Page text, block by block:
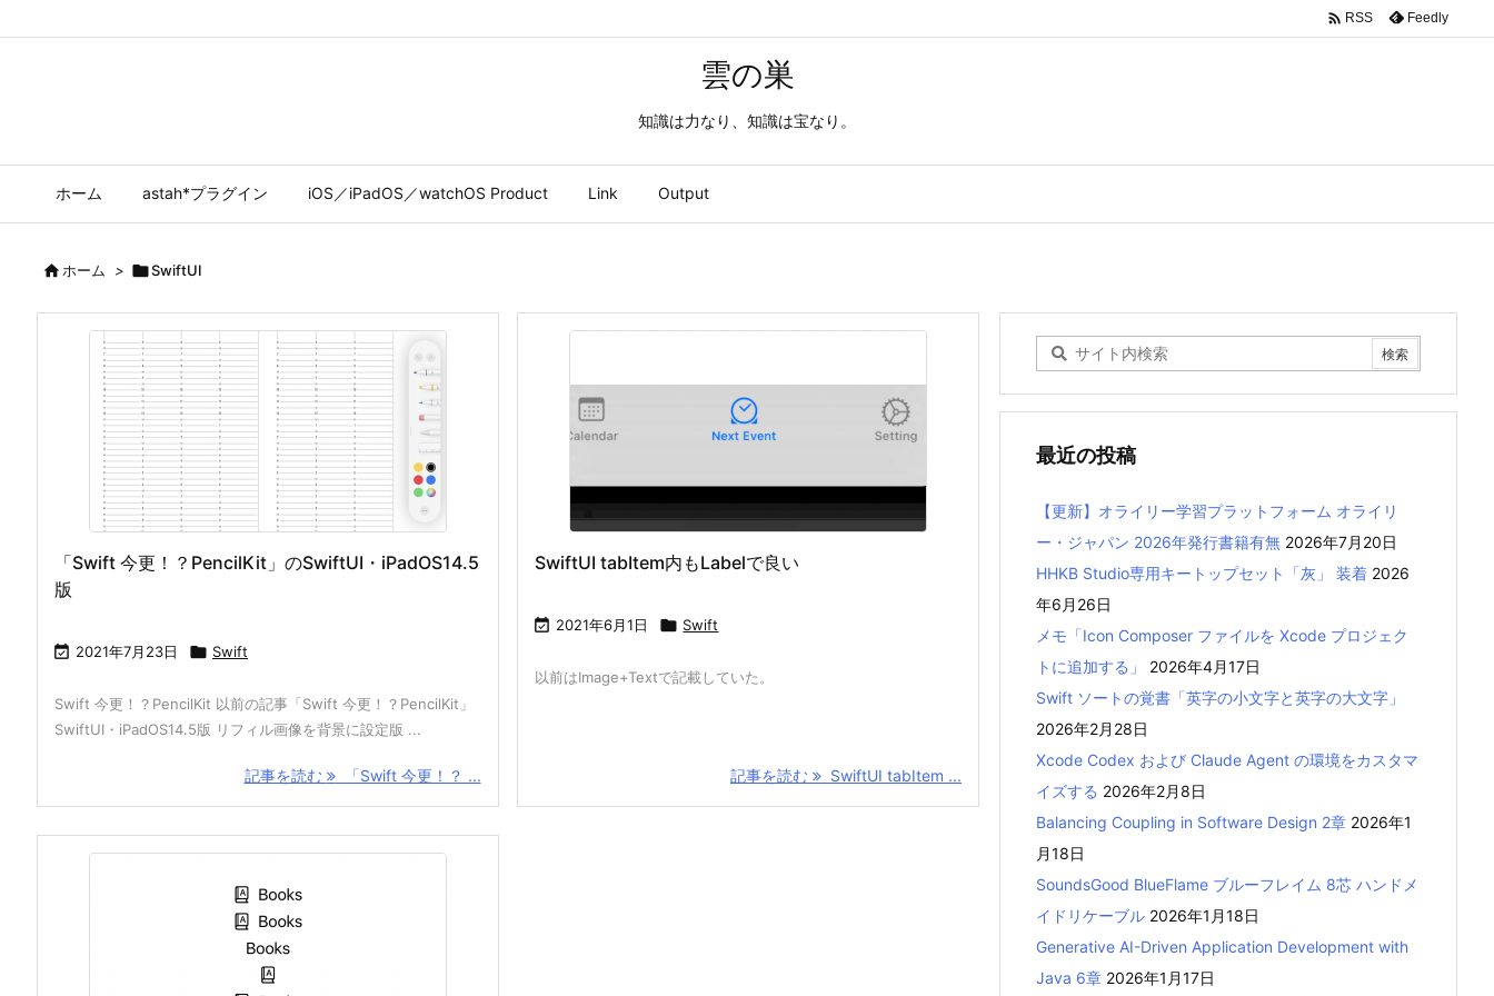
雲の巣
知識は力なり、知識は宝なり。
ホーム astah*プラグイン iOS／iPadOS／watchOS Product Link Output
 RSS Feedly
ホーム > SwiftUI
「Swift 今更！？PencilKit」のSwiftUI・iPadOS14.5
版
 2021年7月23日  Swift
Swift 今更！？PencilKit 以前の記事「Swift 今更！？PencilKit」
SwiftUI・iPadOS14.5版 リフィル画像を背景に設定版 ...
記事を読む 「Swift 今更！？ ...
SwiftUI tabItem内もLabelで良い
 2021年6月1日  Swift
以前はImage+Textで記載していた。
記事を読む SwiftUI tabItem ...
最近の投稿
【更新】オライリー学習プラットフォーム オライリ
ー・ジャパン 2026年発行書籍有無 2026年7月20日
HHKB Studio専用キートップセット「灰」 装着 2026
年6月26日
メモ「Icon Composer ファイルを Xcode プロジェク
トに追加する」
2026年4月17日
Swift ソートの覚書「英字の小文字と英字の大文字」
2026年2月28日
Xcode Codex および Claude Agent の環境をカスタマ
イズする 2026年2月8日
Balancing Coupling in Software Design 2章 2026年1
月18日
SoundsGood BlueFlame ブルーフレイム 8芯 ハンドメ
イドリケーブル 2026年1月18日
Generative AI-Driven Application Development with
Java 6章 2026年1月17日